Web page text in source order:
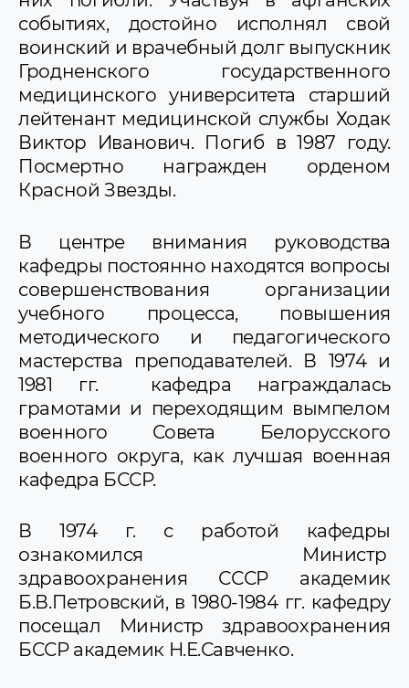
событиях, достойно исполнял свой
воинский и врачебный долг выпускник
Грод­ненского государственного
медицинского университета старший
лейтенант медицинской службы Ходак
Виктор Иванович. Погиб в 1987 году.
Посмертно награжден орденом
Красной Звезды.
В центре внимания руководства
кафедры постоянно находятся вопросы
совершенствования организации
учебного процесса, повышения
методического и педагогического
мастерства преподавателей. В 1974 и
1981 гг. кафедра награждалась
грамотами и переходящим вымпелом
военного Совета Белорусского
военного округа, как лучшая военная
кафедра БССР.
В 1974 г. с работой кафедры
ознакомился Министр
здравоохранения СССР академик
Б.В.Петровский, в 1980-1984 гг. кафедру
посещал Министр здравоохранения
БССР академик Н.Е.Савченко.